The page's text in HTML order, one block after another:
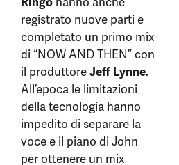
registrato nuove parti e
completato un primo mix
di “NOW AND THEN” con
il produttoreJeff Lynne.
All’epoca le limitazioni
della tecnologia hanno
impedito di separare la
voce e il piano di John
per ottenere un mix